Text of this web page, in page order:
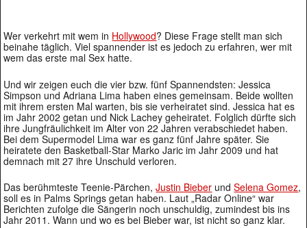
Wer verkehrt mit wem in Hollywood? Diese Frage stellt man sich
beinahe täglich. Viel spannender ist es jedoch zu erfahren, wer mit
wem das erste mal Sex hatte.
Und wir zeigen euch die vier bzw. fünf Spannendsten: Jessica
Simpson und Adriana Lima haben eines gemeinsam. Beide wollten
mit ihrem ersten Mal warten, bis sie verheiratet sind. Jessica hat es
im Jahr 2002 getan und Nick Lachey geheiratet. Folglich dürfte sich
ihre Jungfräulichkeit im Alter von 22 Jahren verabschiedet haben.
Bei dem Supermodel Lima war es ganz fünf Jahre später. Sie
heiratete den Basketball-Star Marko Jaric im Jahr 2009 und hat
demnach mit 27 ihre Unschuld verloren.
Das berühmteste Teenie-Pärchen,Justin Bieber undSelena Gomez,
soll es in Palms Springs getan haben. Laut „Radar Online“ war
Berichten zufolge die Sängerin noch unschuldig, zumindest bis ins
Jahr 2011. Wann und wo es bei Bieber war, ist nicht so ganz klar.